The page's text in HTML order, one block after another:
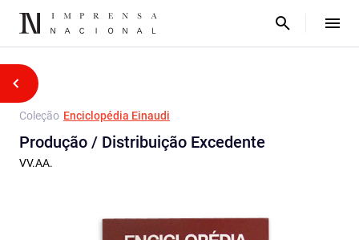
Coleção Enciclopédia Einaudi
Produção / Distribuição Excedente
VV.AA.